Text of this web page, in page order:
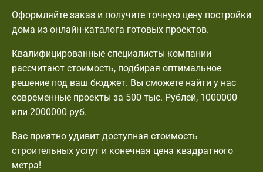
Оформляйте заказ и получите точную цену постройки
дома из онлайн-каталога готовых проектов.
Квалифицированные специалисты компании
рассчитают стоимость, подбирая оптимальное
решение под ваш бюджет. Вы сможете найти у нас
современные проекты за 500 тыс. Рублей, 1000000
или 2000000 руб.
Вас приятно удивит доступная стоимость
строительных услуг и конечная цена квадратного
метра!